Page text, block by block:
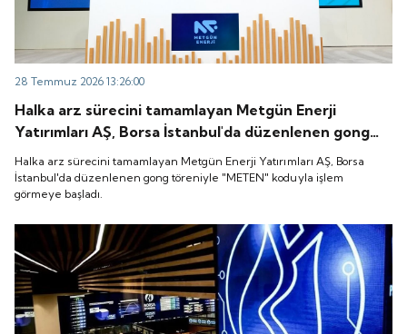
28 Temmuz 2026 13:26:00
Halka arz sürecini tamamlayan Metgün Enerji
Yatırımları AŞ, Borsa İstanbul'da düzenlenen gong
töreniyle "METEN" koduyla işlem görmeye başladı.
Halka arz sürecini tamamlayan Metgün Enerji Yatırımları AŞ, Borsa
İstanbul'da düzenlenen gong töreniyle "METEN" koduyla işlem
görmeye başladı.